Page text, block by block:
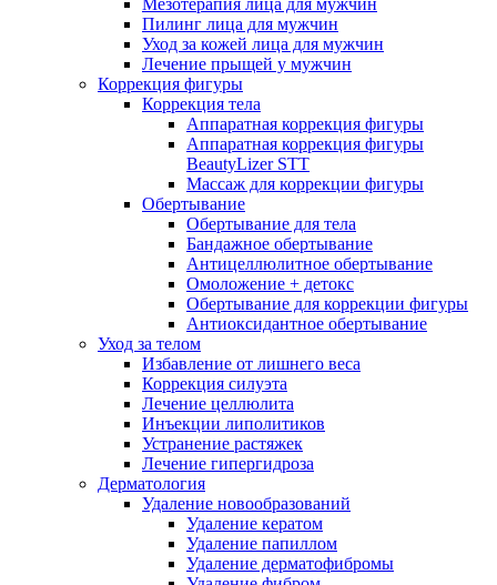
Мезотерапия лица для мужчин
Пилинг лица для мужчин
Уход за кожей лица для мужчин
Лечение прыщей у мужчин
Коррекция фигуры
Коррекция тела
Аппаратная коррекция фигуры
Аппаратная коррекция фигуры
BeautyLizer STT
Массаж для коррекции фигуры
Обертывание
Обертывание для тела
Бандажное обертывание
Антицеллюлитное обертывание
Омоложение + детокс
Обертывание для коррекции фигуры
Антиоксидантное обертывание
Уход за телом
Избавление от лишнего веса
Коррекция силуэта
Лечение целлюлита
Инъекции липолитиков
Устранение растяжек
Лечение гипергидроза
Дерматология
Удаление новообразований
Удаление кератом
Удаление папиллом
Удаление дерматофибромы